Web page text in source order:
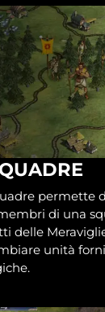
permette
di una
delle
unità